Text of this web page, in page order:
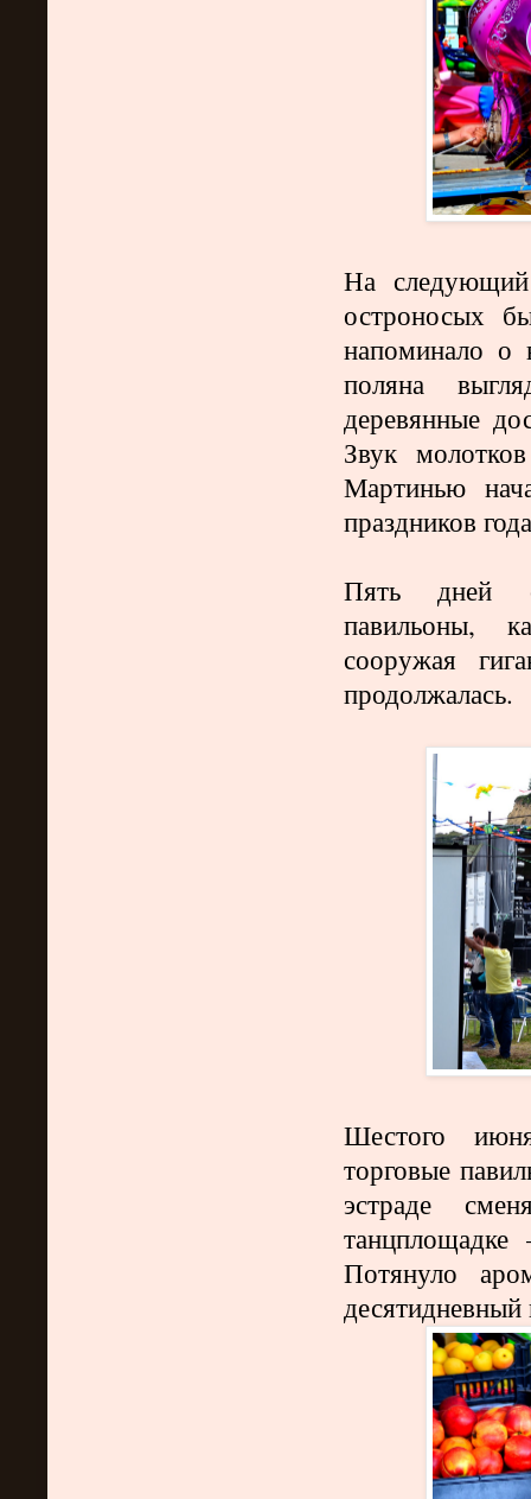
На
остроносых
напоминало о
поляна
деревянные
Звук
Мартинью
праздников
Пять дней
павильоны,
сооружая
продолжалась.
Шестого
торговые
эстраде
Потянуло